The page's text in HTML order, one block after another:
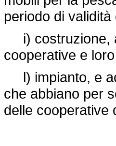
periodo di
i) costruzione,
cooperative e
l) impianto, e
che abbiano per
delle cooperative